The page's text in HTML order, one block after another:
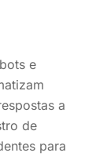
e
a
de
para